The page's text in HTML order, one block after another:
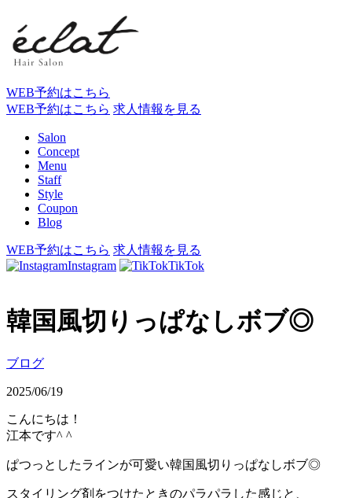
WEB予約はこちら
WEB予約はこちら 求人情報を見る
Salon
Concept
Menu
Staff
Style
Coupon
Blog
WEB予約はこちら 求人情報を見る
Instagram
TikTok
韓国風切りっぱなしボブ◎
ブログ
2025/06/19
こんにちは！
江本です^ ^
ぱつっとしたラインが可愛い韓国風切りっぱなしボブ◎
スタイリング剤をつけたときのパラパラした感じと、